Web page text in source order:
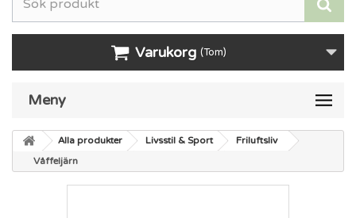
Varukorg (Tom)
Meny
Alla produkter Livsstil & Sport
Friluftsliv
Våffeljärn